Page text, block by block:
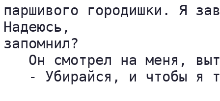
паршивого городишки. Я
Надеюсь,
запомнил?
Он смотрел на меня,
- Убирайся, и чтобы я